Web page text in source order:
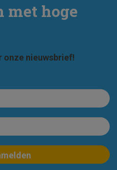
met hoge
onze nieuwsbrief!